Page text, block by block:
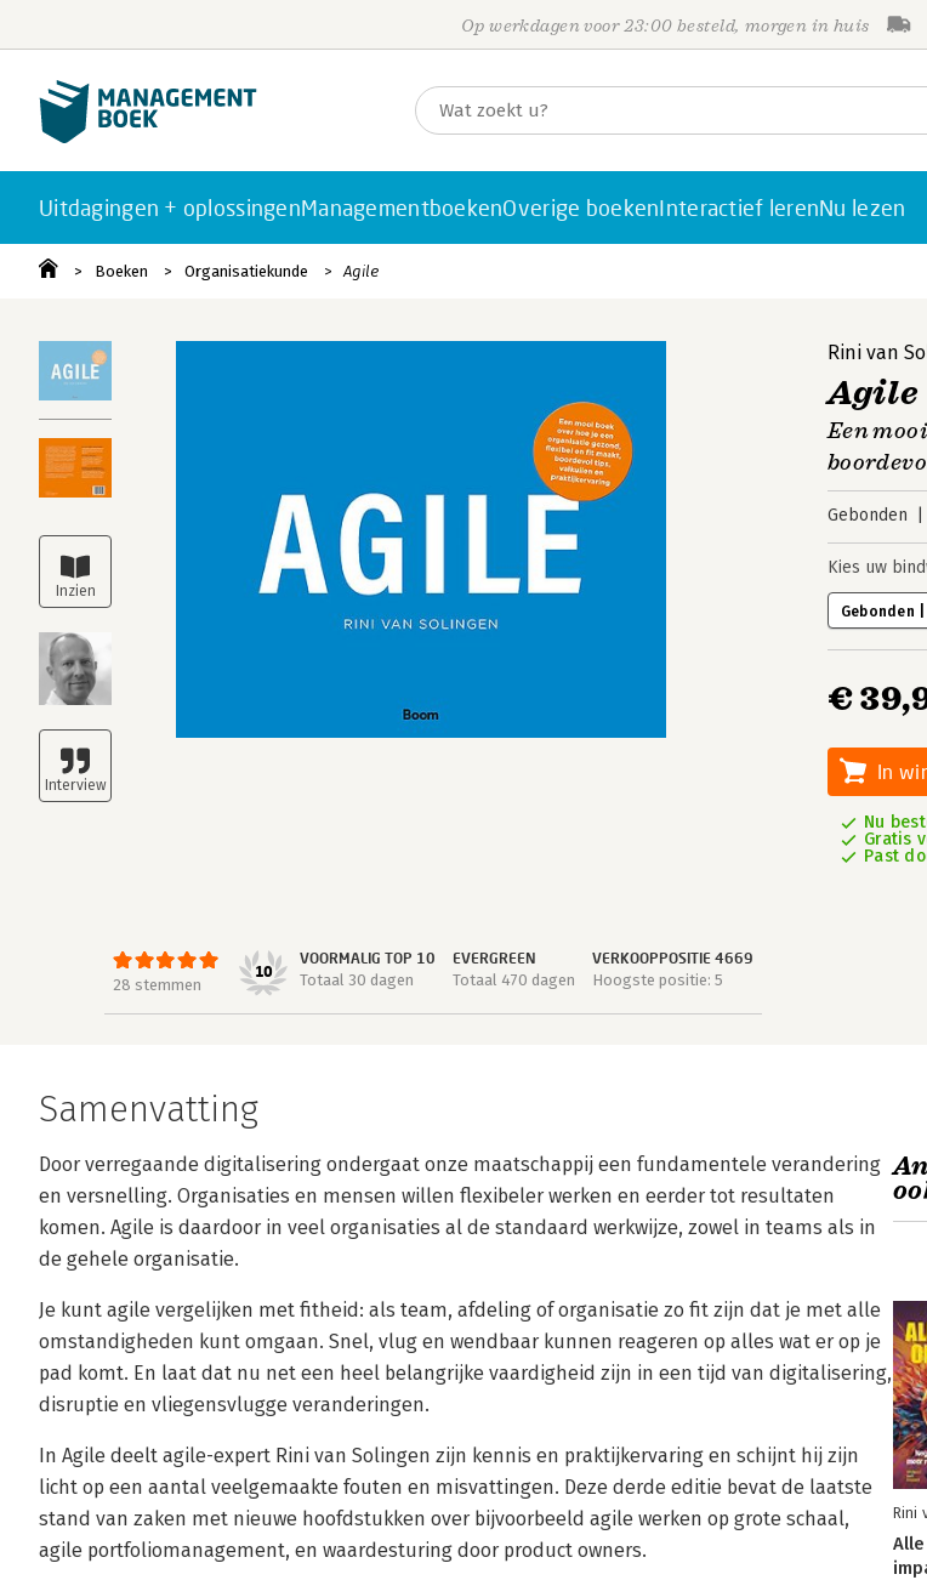
Op werkdagen voor 23:00 besteld, morgen in huis
Uitdagingen + oplossingenManagementboekenOverige boekenInteractief lerenNu lezen
Boeken Organisatiekunde Agile
28 stemmen
10
VOORMALIG TOP 10
Totaal 30 dagen
EVERGREEN
Totaal 470 dagen
VERKOOPPOSITIE 4669
Hoogste positie: 5
Rini van
Agile
Een
Gebonden
Kies uw
Gebonden |
€
In
Nu
Gratis
Past
Samenvatting
Door verregaande digitalisering ondergaat onze maatschappij een fundamentele verandering
en versnelling. Organisaties en mensen willen flexibeler werken en eerder tot resultaten
komen. Agile is daardoor in veel organisaties al de standaard werkwijze, zowel in teams als in
de gehele organisatie.
Je kunt agile vergelijken met fitheid: als team, afdeling of organisatie zo fit zijn dat je met alle
omstandigheden kunt omgaan. Snel, vlug en wendbaar kunnen reageren op alles wat er op je
pad komt. En laat dat nu net een heel belangrijke vaardigheid zijn in een tijd van digitalisering,
disruptie en vliegensvlugge veranderingen.
In Agile deelt agile-expert Rini van Solingen zijn kennis en praktijkervaring en schijnt hij zijn
licht op een aantal veelgemaakte fouten en misvattingen. Deze derde editie bevat de laatste
stand van zaken met nieuwe hoofdstukken over bijvoorbeeld agile werken op grote schaal,
agile portfoliomanagement, en waardesturing door product owners.
Rini